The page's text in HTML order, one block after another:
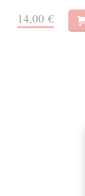
14,00 €